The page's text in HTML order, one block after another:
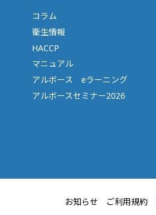
コラム
衛生情報
HACCP
マニュアル
アルボース eラーニング
アルボースセミナー2026
お知らせ ご利用規約